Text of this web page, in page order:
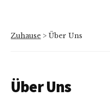
Zuhause >Über Uns
Über Uns